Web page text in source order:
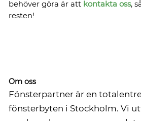
behöver göra är att kontakta oss,
resten!
Om oss
Fönsterpartner är en
fönsterbyten i Stockholm. Vi